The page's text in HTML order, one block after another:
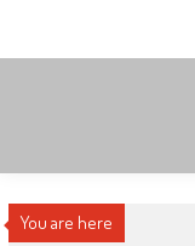
content
You are here